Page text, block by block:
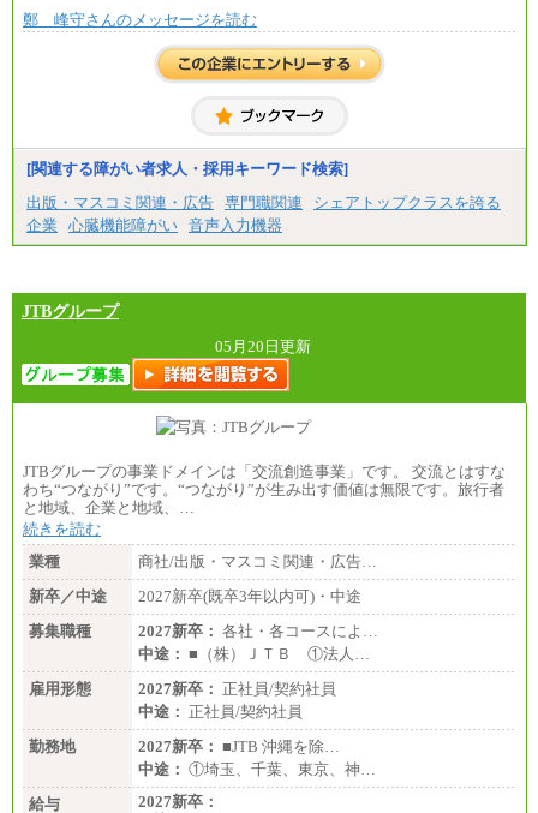
鄭 峰守さんのメッセージを読む
[関連する障がい者求人・採用キーワード検索]
出版・マスコミ関連・広告 専門職関連
シェアトップクラスを誇る
企業
心臓機能障がい 音声入力機器
JTBグループ
05月20日更新
JTBグループの事業ドメインは「交流創造事業」です。 交流とはすな
わち“つながり”です。“つながり”が生み出す価値は無限です。旅行者
と地域、企業と地域、…
続きを読む
業種
商社/出版・マスコミ関連・広告…
新卒／中途
2027新卒(既卒3年以内可)・中途
募集職種
2027新卒： 各社・各コースによ…
中途： ■（株）ＪＴＢ ①法人…
雇用形態
2027新卒： 正社員/契約社員
中途： 正社員/契約社員
勤務地
2027新卒： ■JTB 沖縄を除…
中途： ①埼玉、千葉、東京、神…
給与
2027新卒：